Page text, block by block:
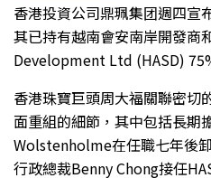
香港投資公司鼎珮集团週四宣
其已持有越南會安南岸開發
Development Ltd (HASD)
香港珠寶巨頭周大福關聯密切
面重組的細節，其中包括長期
Wolstenholme在任職七年後
行政總裁Benny Chong接任